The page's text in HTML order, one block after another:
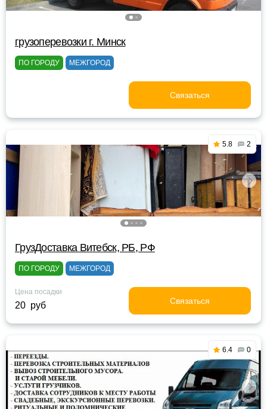
грузоперевозки г. Минск
ПО ГОРОДУ МЕЖГОРОД
Связаться
5.8 2
ГрузДоставка Витебск, РБ, РФ
ПО ГОРОДУ МЕЖГОРОД
Цена посадки
20 руб Связаться
6.4 0